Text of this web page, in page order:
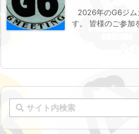
2026年のG6ジム
す。 皆様のご参加